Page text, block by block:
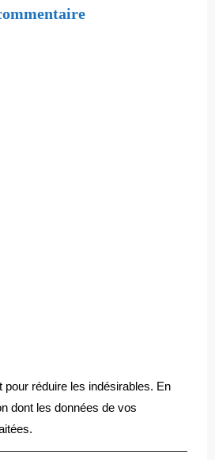
réduire les indésirables. En
dont les données de vos
.